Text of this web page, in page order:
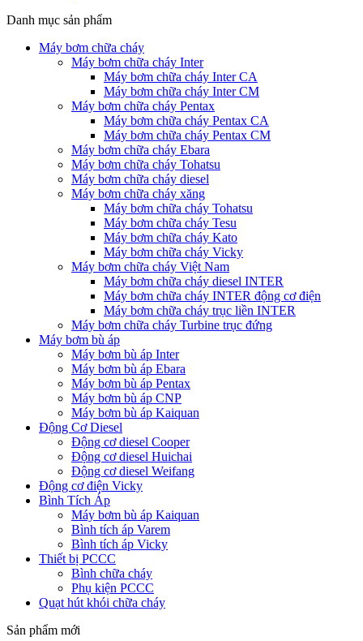
Danh mục sản phẩm
Máy bơm chữa cháy
Máy bơm chữa cháy Inter
Máy bơm chữa cháy Inter CA
Máy bơm chữa cháy Inter CM
Máy bơm chữa cháy Pentax
Máy bơm chữa cháy Pentax CA
Máy bơm chữa cháy Pentax CM
Máy bơm chữa cháy Ebara
Máy bơm chữa cháy Tohatsu
Máy bơm chữa cháy diesel
Máy bơm chữa cháy xăng
Máy bơm chữa cháy Tohatsu
Máy bơm chữa cháy Tesu
Máy bơm chữa cháy Kato
Máy bơm chữa cháy Vicky
Máy bơm chữa cháy Việt Nam
Máy bơm chữa cháy diesel INTER
Máy bơm chữa cháy INTER động cơ điện
Máy bơm chữa cháy trục liền INTER
Máy bơm chữa cháy Turbine trục đứng
Máy bơm bù áp
Máy bơm bù áp Inter
Máy bơm bù áp Ebara
Máy bơm bù áp Pentax
Máy bơm bù áp CNP
Máy bơm bù áp Kaiquan
Động Cơ Diesel
Động cơ diesel Cooper
Động cơ diesel Huichai
Động cơ diesel Weifang
Động cơ điện Vicky
Bình Tích Áp
Máy bơm bù áp Kaiquan
Bình tích áp Varem
Bình tích áp Vicky
Thiết bị PCCC
Bình chữa cháy
Phụ kiện PCCC
Quạt hút khói chữa cháy
Sản phẩm mới